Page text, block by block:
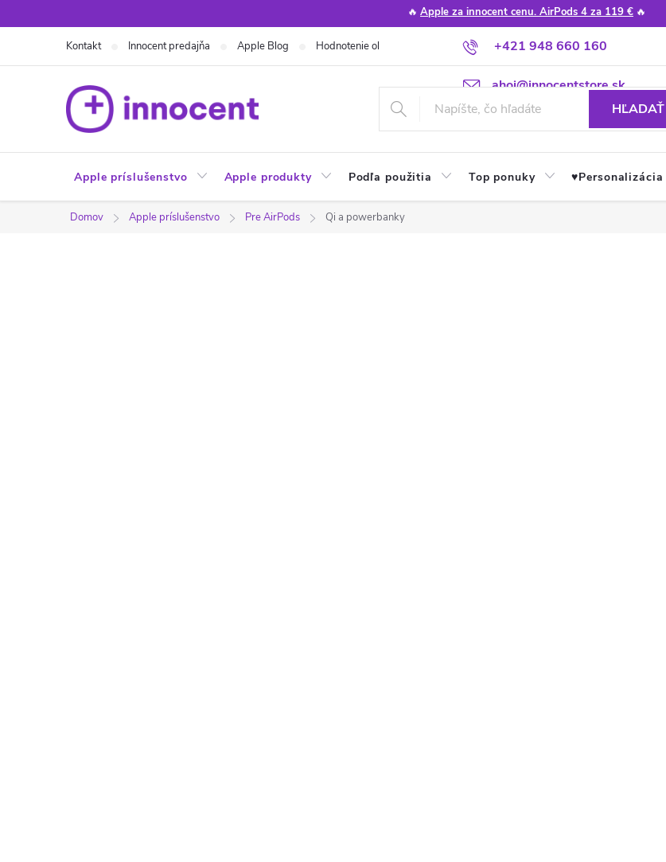
na
🔥 Apple za innocent cenu. AirPods 4 za 119 € 🔥
+421 948 660 160
ahoj@innocentstore.sk
Kontakt Innocent predajňa Apple Blog Hodnotenie obchodu Poradňa Apple návody a tipy
HĽADAŤ
Apple príslušenstvo Apple produkty Podľa použitia Top ponuky ♥︎Personalizácia
Domov Apple príslušenstvo Pre AirPods Qi a powerbanky